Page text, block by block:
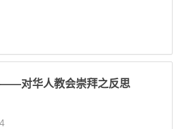
对华人教会崇拜之反思